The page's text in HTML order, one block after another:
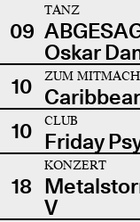
09
TANZ
Oskar
10
ZUM
10
CLUB
Friday
18
KONZERT
V